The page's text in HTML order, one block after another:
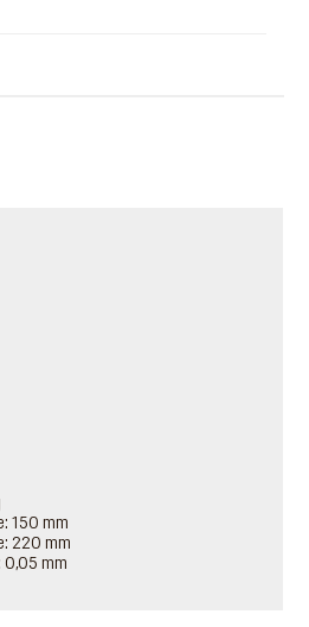
150 mm
220 mm
0,05 mm